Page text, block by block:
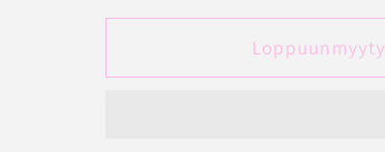
Alushousut
Briefs
Alushousut
Rio
Briefs
Loppuunmyyty